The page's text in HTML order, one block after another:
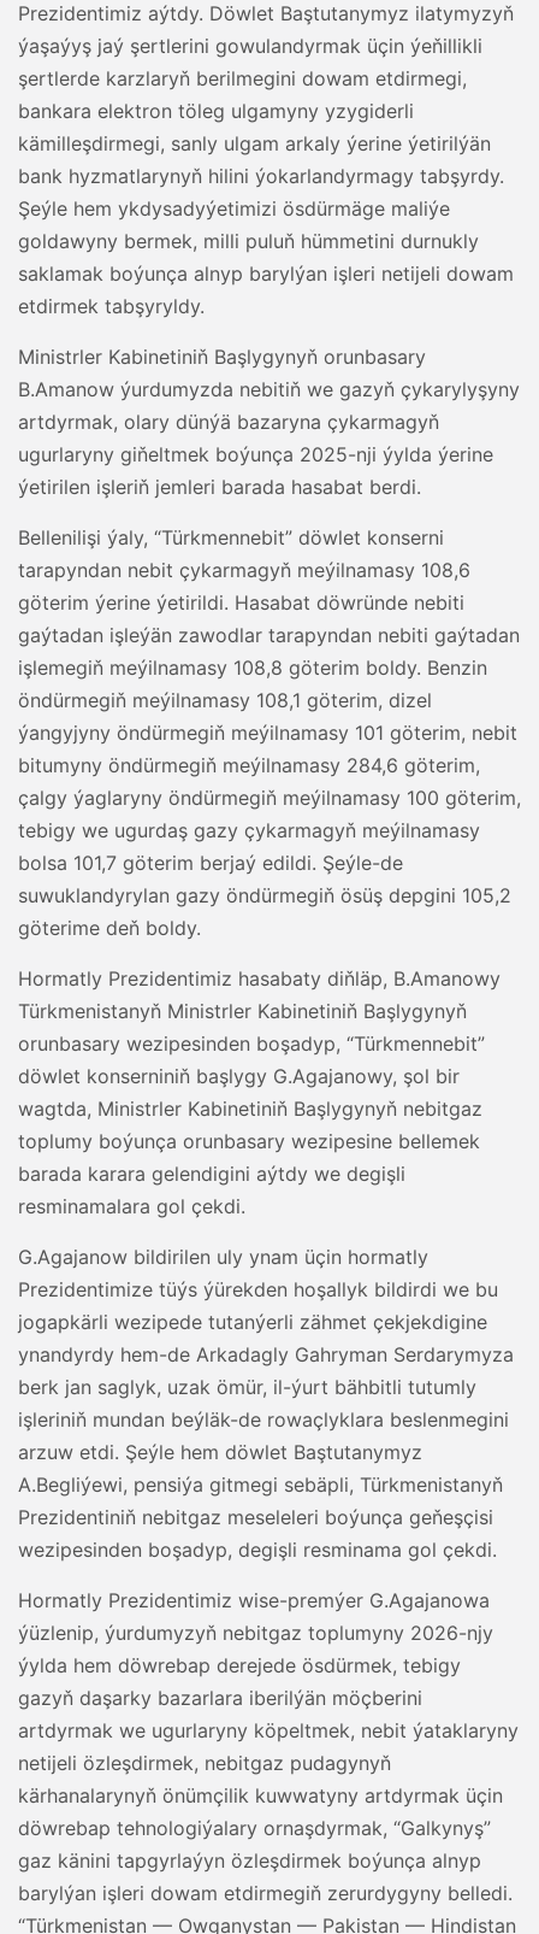
Prezidentimiz aýtdy. Döwlet Baştutanymyz ilatymyzyň
ýaşaýyş jaý şertlerini gowulandyrmak üçin ýeňillikli
şertlerde karzlaryň berilmegini dowam etdirmegi,
bankara elektron töleg ulgamyny yzygiderli
kämilleşdirmegi, sanly ulgam arkaly ýerine ýetirilýän
bank hyzmatlarynyň hilini ýokarlandyrmagy tabşyrdy.
Şeýle hem ykdysadyýetimizi ösdürmäge maliýe
goldawyny bermek, milli puluň hümmetini durnukly
saklamak boýunça alnyp barylýan işleri netijeli dowam
etdirmek tabşyryldy.
Ministrler Kabinetiniň Başlygynyň orunbasary
B.Amanow ýurdumyzda nebitiň we gazyň çykarylyşyny
artdyrmak, olary dünýä bazaryna çykarmagyň
ugurlaryny giňeltmek boýunça 2025-nji ýylda ýerine
ýetirilen işleriň jemleri barada hasabat berdi.
Bellenilişi ýaly, “Türkmennebit” döwlet konserni
tarapyndan nebit çykarmagyň meýilnamasy 108,6
göterim ýerine ýetirildi. Hasabat döwründe nebiti
gaýtadan işleýän zawodlar tarapyndan nebiti gaýtadan
işlemegiň meýilnamasy 108,8 göterim boldy. Benzin
öndürmegiň meýilnamasy 108,1 göterim, dizel
ýangyjyny öndürmegiň meýilnamasy 101 göterim, nebit
bitumyny öndürmegiň meýilnamasy 284,6 göterim,
çalgy ýaglaryny öndürmegiň meýilnamasy 100 göterim,
tebigy we ugurdaş gazy çykarmagyň meýilnamasy
bolsa 101,7 göterim berjaý edildi. Şeýle-de
suwuklandyrylan gazy öndürmegiň ösüş depgini 105,2
göterime deň boldy.
Hormatly Prezidentimiz hasabaty diňläp, B.Amanowy
Türkmenistanyň Ministrler Kabinetiniň Başlygynyň
orunbasary wezipesinden boşadyp, “Türkmennebit”
döwlet konserniniň başlygy G.Agajanowy, şol bir
wagtda, Ministrler Kabinetiniň Başlygynyň nebitgaz
toplumy boýunça orunbasary wezipesine bellemek
barada karara gelendigini aýtdy we degişli
resminamalara gol çekdi.
G.Agajanow bildirilen uly ynam üçin hormatly
Prezidentimize tüýs ýürekden hoşallyk bildirdi we bu
jogapkärli wezipede tutanýerli zähmet çekjekdigine
ynandyrdy hem-de Arkadagly Gahryman Serdarymyza
berk jan saglyk, uzak ömür, il-ýurt bähbitli tutumly
işleriniň mundan beýläk-de rowaçlyklara beslenmegini
arzuw etdi. Şeýle hem döwlet Baştutanymyz
A.Begliýewi, pensiýa gitmegi sebäpli, Türkmenistanyň
Prezidentiniň nebitgaz meseleleri boýunça geňeşçisi
wezipesinden boşadyp, degişli resminama gol çekdi.
Hormatly Prezidentimiz wise-premýer G.Agajanowa
ýüzlenip, ýurdumyzyň nebitgaz toplumyny 2026-njy
ýylda hem döwrebap derejede ösdürmek, tebigy
gazyň daşarky bazarlara iberilýän möçberini
artdyrmak we ugurlaryny köpeltmek, nebit ýataklaryny
netijeli özleşdirmek, nebitgaz pudagynyň
kärhanalarynyň önümçilik kuwwatyny artdyrmak üçin
döwrebap tehnologiýalary ornaşdyrmak, “Galkynyş”
gaz känini tapgyrlaýyn özleşdirmek boýunça alnyp
barylýan işleri dowam etdirmegiň zerurdygyny belledi.
“Türkmenistan — Owganystan — Pakistan — Hindistan